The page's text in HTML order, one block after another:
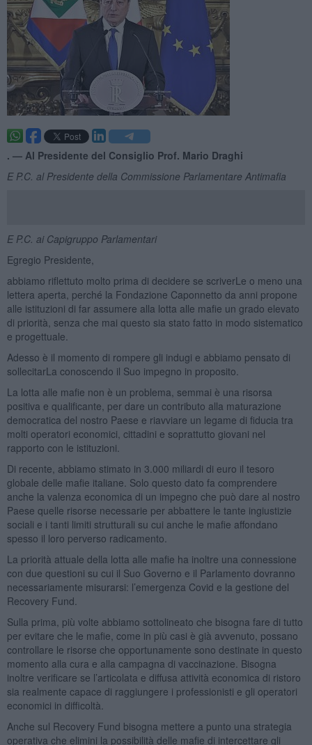
. — Al Presidente del Consiglio Prof. Mario Draghi
E P.C. al Presidente della Commissione Parlamentare Antimafia
E P.C. ai Capigruppo Parlamentari
Egregio Presidente,
abbiamo riflettuto molto prima di decidere se scriverLe o meno una
lettera aperta, perché la Fondazione Caponnetto da anni propone
alle istituzioni di far assumere alla lotta alle mafie un grado elevato
di priorità, senza che mai questo sia stato fatto in modo sistematico
e progettuale.
Adesso è il momento di rompere gli indugi e abbiamo pensato di
sollecitarLa conoscendo il Suo impegno in proposito.
La lotta alle mafie non è un problema, semmai è una risorsa
positiva e qualificante, per dare un contributo alla maturazione
democratica del nostro Paese e riavviare un legame di fiducia tra
molti operatori economici, cittadini e soprattutto giovani nel
rapporto con le istituzioni.
Di recente, abbiamo stimato in 3.000 miliardi di euro il tesoro
globale delle mafie italiane. Solo questo dato fa comprendere
anche la valenza economica di un impegno che può dare al nostro
Paese quelle risorse necessarie per abbattere le tante ingiustizie
sociali e i tanti limiti strutturali su cui anche le mafie affondano
spesso il loro perverso radicamento.
La priorità attuale della lotta alle mafie ha inoltre una connessione
con due questioni su cui il Suo Governo e il Parlamento dovranno
necessariamente misurarsi: l’emergenza Covid e la gestione del
Recovery Fund.
Sulla prima, più volte abbiamo sottolineato che bisogna fare di tutto
per evitare che le mafie, come in più casi è già avvenuto, possano
controllare le risorse che opportunamente sono destinate in questo
momento alla cura e alla campagna di vaccinazione. Bisogna
inoltre verificare se l’articolata e diffusa attività economica di ristoro
sia realmente capace di raggiungere i professionisti e gli operatori
economici in difficoltà.
Anche sul Recovery Fund bisogna mettere a punto una strategia
operativa che elimini la possibilità delle mafie di intercettare gli